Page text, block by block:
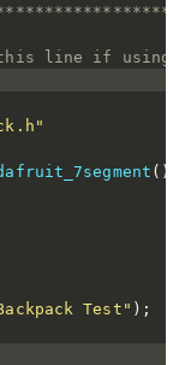
line if using
( )
Test" ) ;